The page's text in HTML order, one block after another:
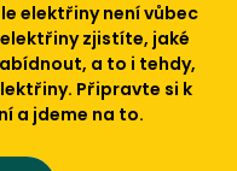
elektřiny není vůbec
zjistíte, jaké
a to i tehdy,
Připravte si k
a jdeme na to.